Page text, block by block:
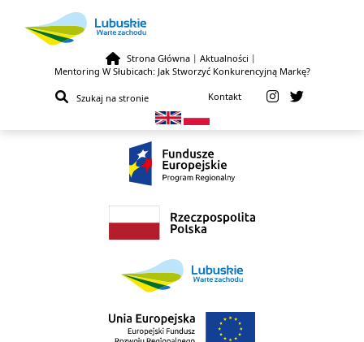
Przejdź do treści
Strona Główna | Aktualności |
Mentoring W Słubicach: Jak Stworzyć Konkurencyjną Markę?
Kontakt